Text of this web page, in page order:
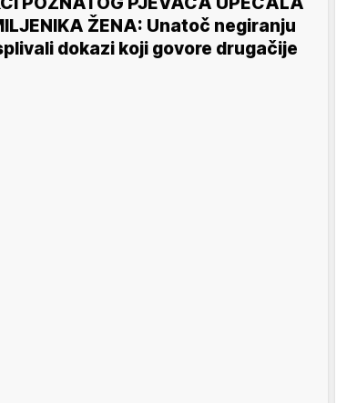
ŽENA: Unatoč negiranju
dokazi koji govore drugačije